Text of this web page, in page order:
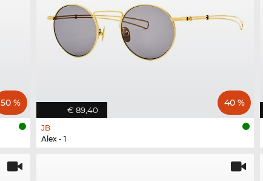
50 %
€ 89,40
40 %
JB
Alex - 1